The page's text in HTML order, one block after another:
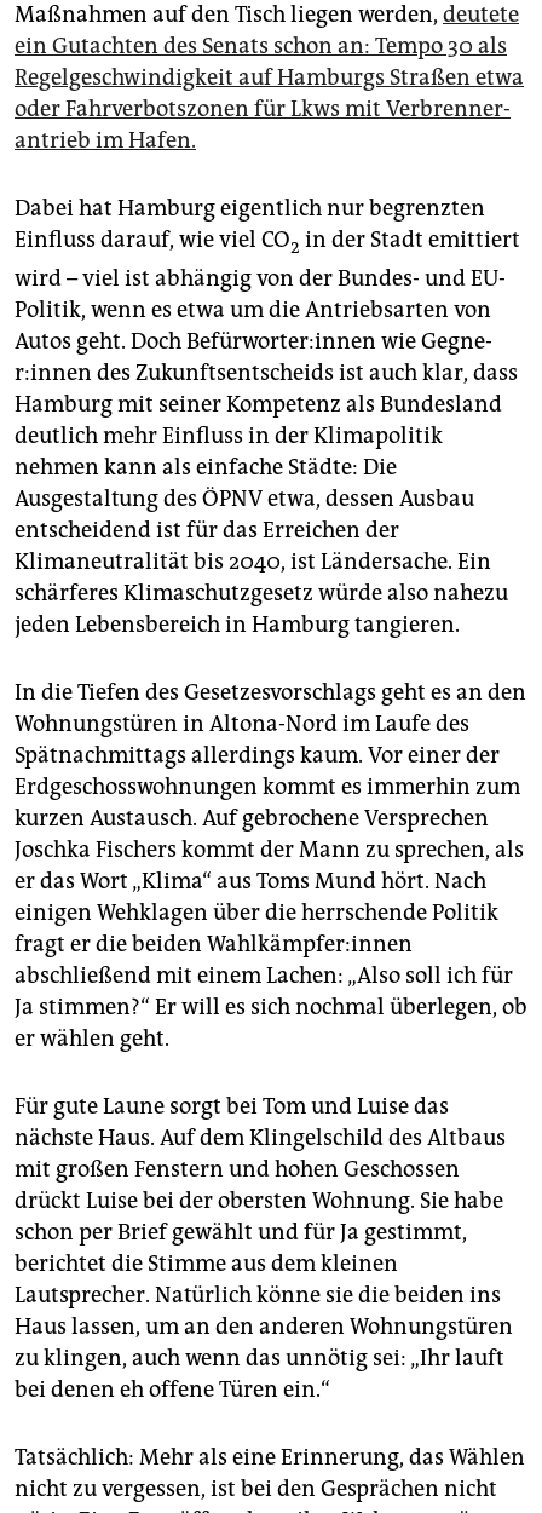
Maßnahmen auf den Tisch liegen werden, deutete
ein Gutachten des Senats schon an: Tempo 30 als
Regelgeschwindigkeit auf Hamburgs Straßen etwa
oder Fahrverbotszonen für Lkws mit Verbrenner­
antrieb im Hafen.
Dabei hat Hamburg eigentlich nur begrenzten
Einfluss darauf, wie viel CO2 in der Stadt emittiert
wird – viel ist abhängig von der Bundes- und EU-
Politik, wenn es etwa um die Antriebsarten von
Autos geht. Doch Be­für­wor­te­r:in­nen wie Geg­ne­
r:in­nen des Zukunftsentscheids ist auch klar, dass
Hamburg mit seiner Kompetenz als Bundesland
deutlich mehr Einfluss in der Klimapolitik
nehmen kann als einfache Städte: Die
Ausgestaltung des ÖPNV etwa, dessen Ausbau
entscheidend ist für das Erreichen der
Klimaneutralität bis 2040, ist Ländersache. Ein
schärferes Klimaschutzgesetz würde also nahezu
jeden Lebensbereich in Hamburg tangieren.
In die Tiefen des Gesetzesvorschlags geht es an den
Wohnungstüren in Altona-Nord im Laufe des
Spätnachmittags allerdings kaum. Vor einer der
Erdgeschosswohnungen kommt es immerhin zum
kurzen Austausch. Auf gebrochene Versprechen
Joschka Fischers kommt der Mann zu sprechen, als
er das Wort „Klima“ aus Toms Mund hört. Nach
einigen Wehklagen über die herrschende Politik
fragt er die beiden Wahl­kämp­fe­r:in­nen
abschließend mit einem Lachen: „Also soll ich für
Ja stimmen?“ Er will es sich nochmal überlegen, ob
er wählen geht.
Für gute Laune sorgt bei Tom und Luise das
nächste Haus. Auf dem Klingelschild des Altbaus
mit großen Fenstern und hohen Geschossen
drückt Luise bei der obersten Wohnung. Sie habe
schon per Brief gewählt und für Ja gestimmt,
berichtet die Stimme aus dem kleinen
Lautsprecher. Natürlich könne sie die beiden ins
Haus lassen, um an den anderen Wohnungstüren
zu klingen, auch wenn das unnötig sei: „Ihr lauft
bei denen eh offene Türen ein.“
Tatsächlich: Mehr als eine Erinnerung, das Wählen
nicht zu vergessen, ist bei den Gesprächen nicht